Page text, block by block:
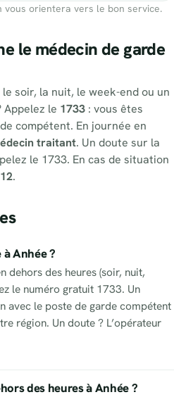
vous orientera vers le bon service.
le médecin de garde
soir, la nuit, le week-end ou un
Appelez le 1733 : vous êtes
compétent. En journée en
traitant. Un doute sur la
le 1733. En cas de situation
.
Anhée ?
dehors des heures (soir, nuit,
le numéro gratuit 1733. Un
avec le poste de garde compétent
région. Un doute ? L’opérateur
des heures à Anhée ?